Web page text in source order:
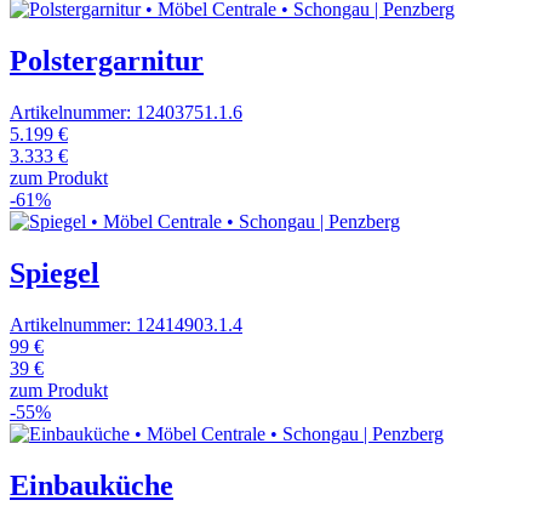
Polstergarnitur
Artikelnummer: 12403751.1.6
5.199 €
3.333 €
zum Produkt
-61%
Spiegel
Artikelnummer: 12414903.1.4
99 €
39 €
zum Produkt
-55%
Einbauküche